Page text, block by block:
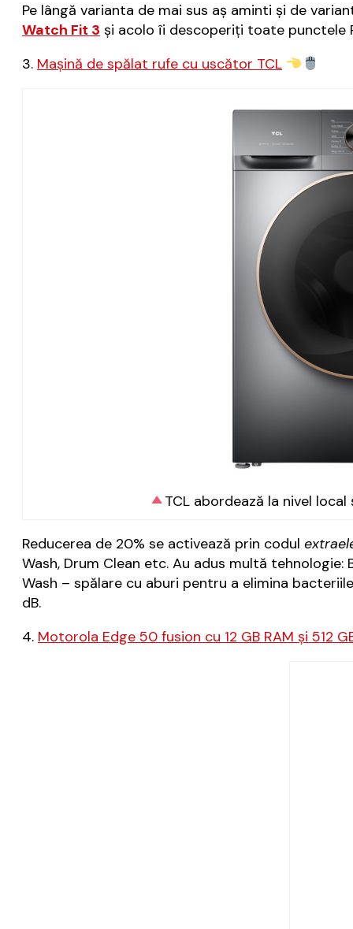
Pe lângă varianta de mai sus aș aminti și de
Watch Fit 3 și acolo îi descoperiți toate punctele
3. Mașină de spălat rufe cu uscător TCL
TCL abordează la nivel
Reducerea de 20% se activează prin codul
Wash, Drum Clean etc. Au adus multă
Wash – spălare cu aburi pentru a elimina
dB.
4. Motorola Edge 50 fusion cu 12 GB RAM și 512